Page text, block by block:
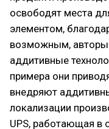
освободят места
элементом,
возможным, авторы
аддитивные
примера они
внедряют
локализации
UPS, работающая в